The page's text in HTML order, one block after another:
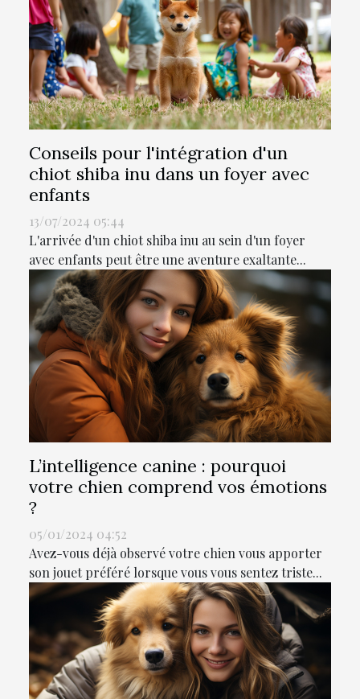
Conseils pour l'intégration d'un
chiot shiba inu dans un foyer avec
enfants
13/07/2024 05:44
L'arrivée d'un chiot shiba inu au sein d'un foyer
avec enfants peut être une aventure exaltante...
L’intelligence canine : pourquoi
votre chien comprend vos émotions
?
05/01/2024 04:52
Avez-vous déjà observé votre chien vous apporter
son jouet préféré lorsque vous vous sentez triste...